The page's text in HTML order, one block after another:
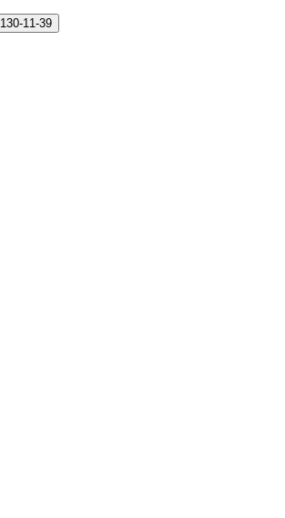
130-11-39